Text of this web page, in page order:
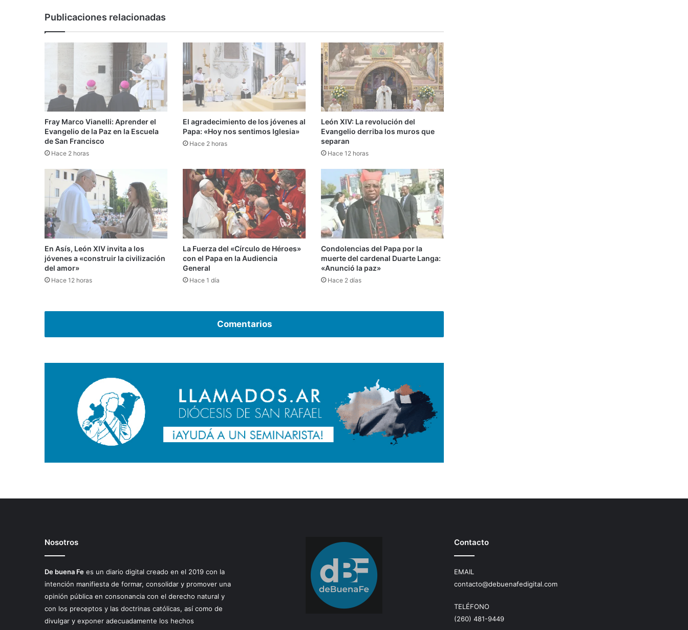
Publicaciones relacionadas
Fray Marco Vianelli: Aprender el
Evangelio de la Paz en la Escuela
de San Francisco
Hace 2 horas
El agradecimiento de los jóvenes al
Papa: «Hoy nos sentimos Iglesia»
Hace 2 horas
León XIV: La revolución del
Evangelio derriba los muros que
separan
Hace 12 horas
En Asís, León XIV invita a los
jóvenes a «construir la civilización
del amor»
Hace 12 horas
La Fuerza del «Círculo de Héroes»
con el Papa en la Audiencia
General
Hace 1 día
Condolencias del Papa por la
muerte del cardenal Duarte Langa:
«Anunció la paz»
Hace 2 días
Comentarios
Nosotros
De buena Fe es un diario digital creado en el 2019 con la
intención manifiesta de formar, consolidar y promover una
opinión pública en consonancia con el derecho natural y
con los preceptos y las doctrinas católicas, así como de
divulgar y exponer adecuadamente los hechos
Contacto
EMAIL
contacto@debuenafedigital.com
TELÉFONO
(260) 481-9449